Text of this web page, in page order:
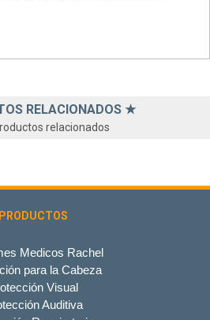
RELACIONADOS ★
relacionados
PRODUCTOS
Medicos Rachel
para la Cabeza
Visual
Auditiva